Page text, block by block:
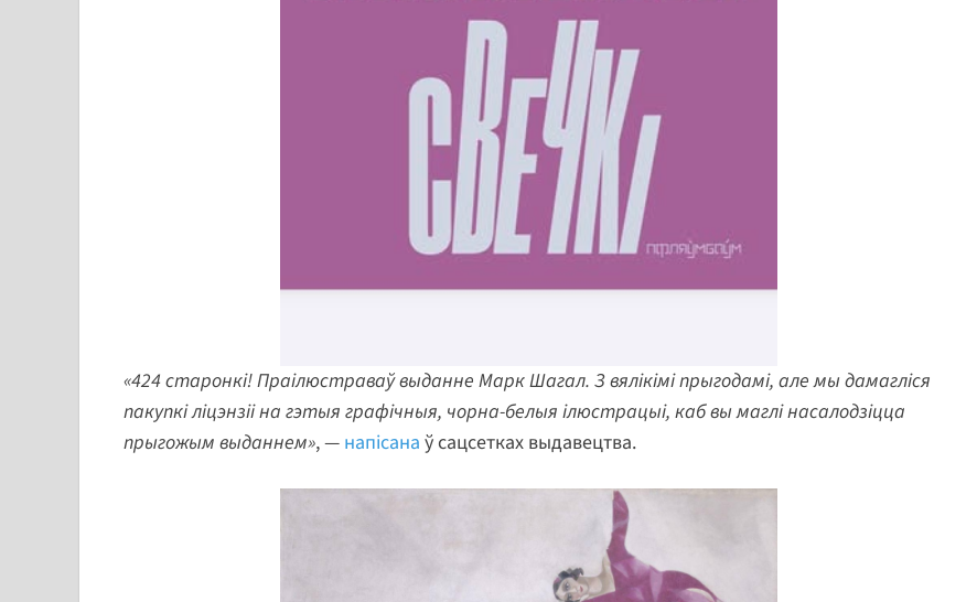
«424 старонкі! Праілюстраваў выданне Марк Шагал. З вялікімі прыгодамі, але мы дамагліся
пакупкі ліцэнзіі на гэтыя графічныя, чорна-белыя ілюстрацыі, каб вы маглі насалодзіцца
прыгожым выданнем», — напісана ў сацсетках выдавецтва.